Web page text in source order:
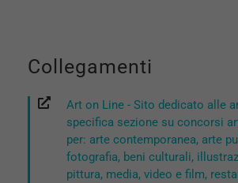
Collegamenti
Art on Line - Sito dedicato alle
specifica sezione su concorsi
per: arte contemporanea, arte
fotografia, beni culturali,
pittura, media, video e film,